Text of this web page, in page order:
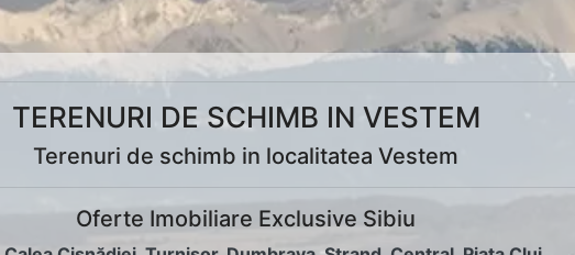
TERENURI DE SCHIMB IN VESTEM
Terenuri de schimb in localitatea Vestem
Oferte Imobiliare Exclusive Sibiu